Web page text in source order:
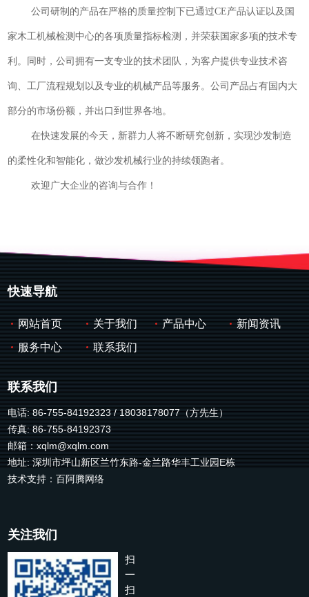
公司研制的产品在严格的质量控制下已通过CE产品认证以及国
家木工机械检测中心的各项质量指标检测，并荣获国家多项的技术专
利。同时，公司拥有一支专业的技术团队，为客户提供专业技术咨
询、工厂流程规划以及专业的机械产品等服务。公司产品占有国内大
部分的市场份额，并出口到世界各地。
在快速发展的今天，新群力人将不断研究创新，实现沙发制造
的柔性化和智能化，做沙发机械行业的持续领跑者。
欢迎广大企业的咨询与合作！
快速导航
网站首页 关于我们 产品中心
新闻资讯
服务中心
联系我们
联系我们
电话: 86-755-84192323 / 18038178077（方先生）
传真: 86-755-84192373
邮箱：xqlm@xqlm.com
地址: 深圳市坪山新区兰竹东路-金兰路华丰工业园E栋
技术支持：百阿腾网络
关注我们
扫
一
扫